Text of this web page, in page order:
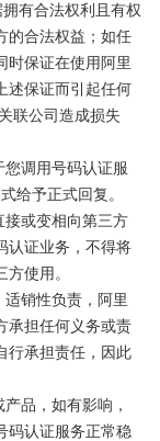
有合法权利且有权
的合法权益；如任
时保证在使用阿里
述保证而引起任何
联公司造成损失
调用号码认证服
给予正式回复。
或变相向第三方
认证业务，不得将
使用。
销性负责，阿里
承担任何义务或责
行承担责任，因此
品，如有影响，
码认证服务正常稳